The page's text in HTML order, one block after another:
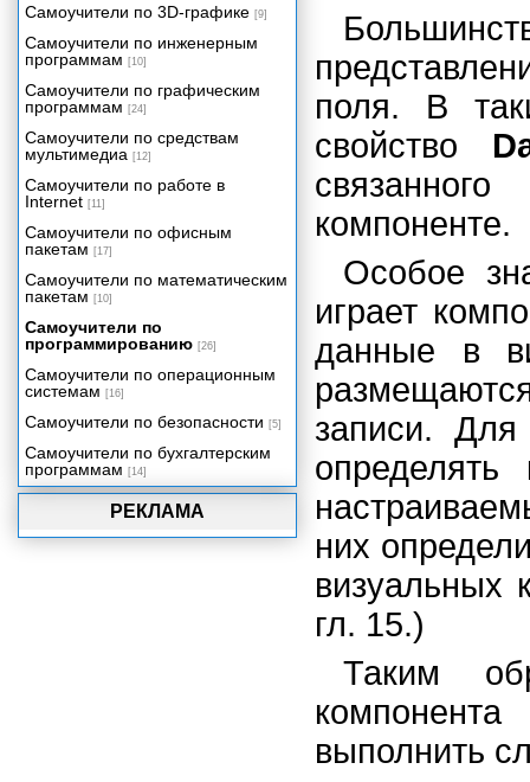
поля. В
свойство
компоненте.
Особое
играет
данные в
записи.
них
визуальных
гл. 15.)
Таким
выполнить
РЕКЛАМА
Процессор баз данных Borland
Database Engine
Технология dbExpress
Сервер баз данных InterBase и
компоненты InterBase Express
Использование ADO средствами
Delphi
Технология DataSnap.
Механизмы удаленного доступа.
Сервер приложения
распределенного приложения
Компоненты Rave Reports и
отчеты в приложении Delphi
Визуальная среда создания
отчетов
Разработка, просмотр и печать
отчетов
Отчеты для приложений баз
данных
Стандартные технологии
программирования
Динамические библиотеки
Самоучители по 3D-графике [9]
Самоучители по инженерным
программам [10]
Самоучители по графическим
программам [24]
Самоучители по средствам
мультимедиа [12]
Самоучители по работе в
Internet [11]
Самоучители по офисным
пакетам [17]
Самоучители по математическим
пакетам [10]
Самоучители по
программированию [26]
Самоучители по операционным
системам [16]
Самоучители по безопасности [5]
Самоучители по бухгалтерским
программам [14]